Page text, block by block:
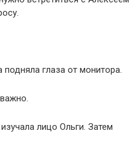
глаза от монитора.
лицо Ольги. Затем